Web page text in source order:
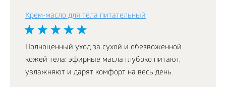
Крем-масло для тела питательный
Полноценный уход за сухой и обезвоженной
кожей тела: эфирные масла глубоко питают,
увлажняют и дарят комфорт на весь день.